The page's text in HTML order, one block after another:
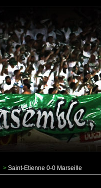
> Saint-Etienne 0-0 Marseille